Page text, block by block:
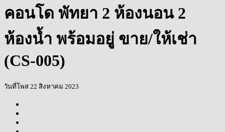
คอนโด พัทยา 2 ห้องนอน 2
ห้องน้ำ พร้อมอยู่ ขาย/ให้เช่า
(CS-005)
วันที่โพส 22 สิงหาคม 2023